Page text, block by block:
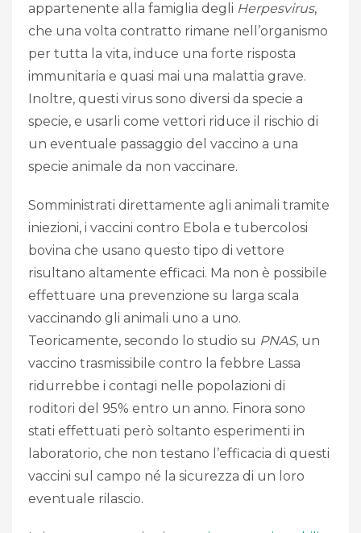
appartenente alla famiglia degli Herpesvirus,
che una volta contratto rimane nell’organismo
per tutta la vita, induce una forte risposta
immunitaria e quasi mai una malattia grave.
Inoltre, questi virus sono diversi da specie a
specie, e usarli come vettori riduce il rischio di
un eventuale passaggio del vaccino a una
specie animale da non vaccinare.
Somministrati direttamente agli animali tramite
iniezioni, i vaccini contro Ebola e tubercolosi
bovina che usano questo tipo di vettore
risultano altamente efficaci. Ma non è possibile
effettuare una prevenzione su larga scala
vaccinando gli animali uno a uno.
Teoricamente, secondo lo studio su PNAS, un
vaccino trasmissibile contro la febbre Lassa
ridurrebbe i contagi nelle popolazioni di
roditori del 95% entro un anno. Finora sono
stati effettuati però soltanto esperimenti in
laboratorio, che non testano l’efficacia di questi
vaccini sul campo né la sicurezza di un loro
eventuale rilascio.